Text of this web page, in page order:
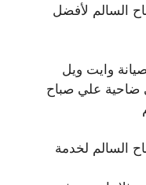
السالم لأفضل
وايت ويل
ضاحية علي صباح
السالم لخدمة